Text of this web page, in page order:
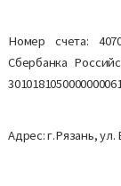
Номер счета:
Сбербанка
Адрес: г.Рязань,